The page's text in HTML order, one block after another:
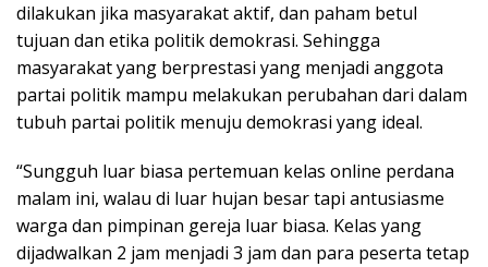
dilakukan jika masyarakat aktif, dan paham betul
tujuan dan etika politik demokrasi. Sehingga
masyarakat yang berprestasi yang menjadi anggota
partai politik mampu melakukan perubahan dari dalam
tubuh partai politik menuju demokrasi yang ideal.
“Sungguh luar biasa pertemuan kelas online perdana
malam ini, walau di luar hujan besar tapi antusiasme
warga dan pimpinan gereja luar biasa. Kelas yang
dijadwalkan 2 jam menjadi 3 jam dan para peserta tetap